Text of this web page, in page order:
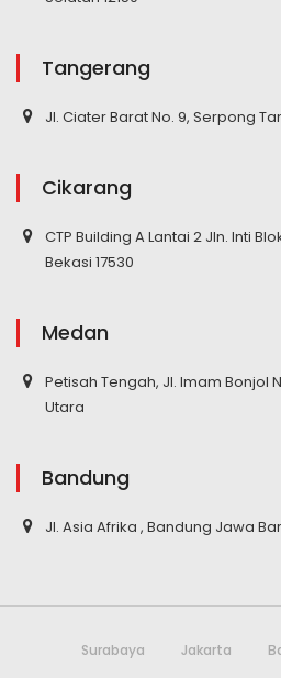
Tangerang
Jl. Ciater Barat No. 9, Serpong
Cikarang
CTP Building A Lantai 2 Jln. Inti
Bekasi 17530
Medan
Petisah Tengah, Jl. Imam Bonjol
Utara
Bandung
Jl. Asia Afrika , Bandung Jawa
Surabaya Jakarta